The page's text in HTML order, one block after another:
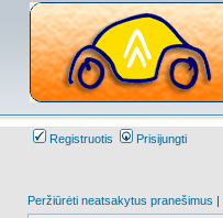
Registruotis Prisijungti
Peržiūrėti neatsakytus pranešimus |